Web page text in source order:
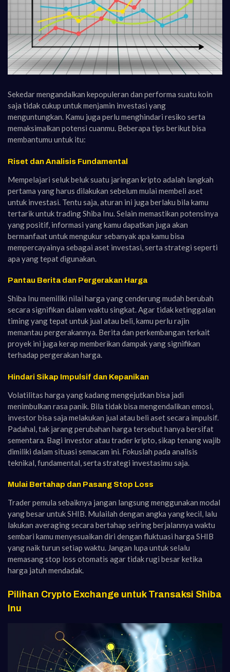
Sekedar mengandalkan kepopuleran dan performa suatu koin
saja tidak cukup untuk menjamin investasi yang
menguntungkan. Kamu juga perlu menghindari resiko serta
memaksimalkan potensi cuanmu. Beberapa tips berikut bisa
membantumu untuk itu:
Riset dan Analisis Fundamental
Mempelajari seluk beluk suatu jaringan kripto adalah langkah
pertama yang harus dilakukan sebelum mulai membeli aset
untuk investasi. Tentu saja, aturan ini juga berlaku bila kamu
tertarik untuk trading Shiba Inu. Selain memastikan potensinya
yang positif, informasi yang kamu dapatkan juga akan
bermanfaat untuk mengukur sebanyak apa kamu bisa
mempercayainya sebagai aset investasi, serta strategi seperti
apa yang tepat digunakan.
Pantau Berita dan Pergerakan Harga
Shiba Inu memiliki nilai harga yang cenderung mudah berubah
secara signifikan dalam waktu singkat. Agar tidak ketinggalan
timing yang tepat untuk jual atau beli, kamu perlu rajin
memantau pergerakannya. Berita dan perkembangan terkait
proyek ini juga kerap memberikan dampak yang signifikan
terhadap pergerakan harga.
Hindari Sikap Impulsif dan Kepanikan
Volatilitas harga yang kadang mengejutkan bisa jadi
menimbulkan rasa panik. Bila tidak bisa mengendalikan emosi,
investor bisa saja melakukan jual atau beli aset secara impulsif.
Padahal, tak jarang perubahan harga tersebut hanya bersifat
sementara. Bagi investor atau trader kripto, sikap tenang wajib
dimiliki dalam situasi semacam ini. Fokuslah pada analisis
teknikal, fundamental, serta strategi investasimu saja.
Mulai Bertahap dan Pasang Stop Loss
Trader pemula sebaiknya jangan langsung menggunakan modal
yang besar untuk SHIB. Mulailah dengan angka yang kecil, lalu
lakukan averaging secara bertahap seiring berjalannya waktu
sembari kamu menyesuaikan diri dengan fluktuasi harga SHIB
yang naik turun setiap waktu. Jangan lupa untuk selalu
memasang stop loss otomatis agar tidak rugi besar ketika
harga jatuh mendadak.
Pilihan Crypto Exchange untuk Transaksi Shiba
Inu